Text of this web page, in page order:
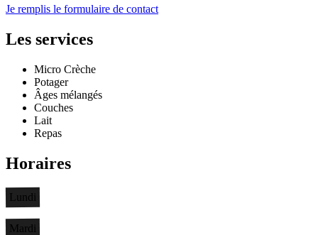
Je remplis le formulaire de contact
Les services
Micro Crèche
Potager
Âges mélangés
Couches
Lait
Repas
Horaires
Lundi
Mardi